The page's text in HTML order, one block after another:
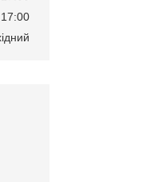
17:00